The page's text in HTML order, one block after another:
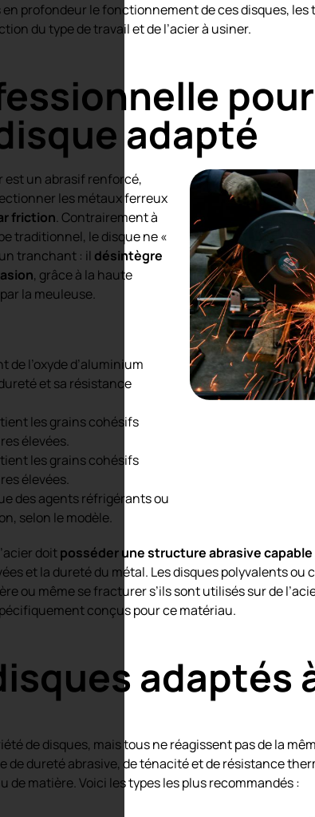
profondeur le fonctionnement de ces disques, les
du type de travail et de l’acier à usiner.
adapté
est un abrasif renforcé,
les métaux ferreux
friction. Contrairement à
traditionnel, le disque ne «
tranchant : il désintègre
, grâce à la haute
la meuleuse.
de l’oxyde d’aluminium
et sa résistance
les grains cohésifs
élevées.
les grains cohésifs
élevées.
des agents réfrigérants ou
selon le modèle.
doitposséder une structure abrasive
et la dureté du métal. Les disques polyvalents
ou même se fracturer s’ils sont utilisés sur de
conçus pour ce matériau.
adaptés
de disques, mais tous ne réagissent pas de la
dedureté abrasive, deténacitéet derésistance
matière. Voici les types les plus recommandés :